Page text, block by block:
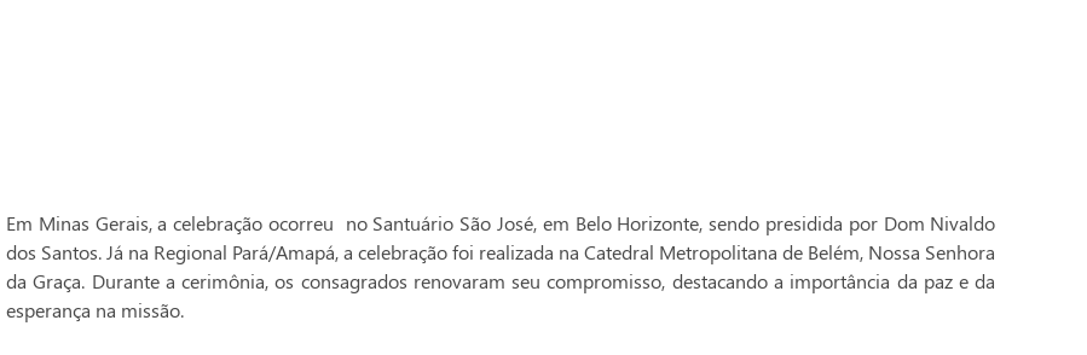
Em Minas Gerais, a celebração ocorreu no Santuário São José, em Belo Horizonte, sendo presidida por Dom Nivaldo
dos Santos. Já na Regional Pará/Amapá, a celebração foi realizada na Catedral Metropolitana de Belém, Nossa Senhora
da Graça. Durante a cerimônia, os consagrados renovaram seu compromisso, destacando a importância da paz e da
esperança na missão.